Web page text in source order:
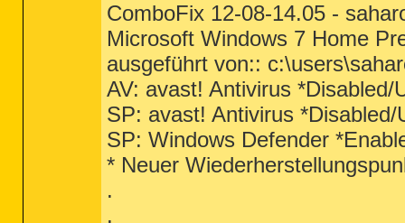
ComboFix 12-08-14.05 -
Microsoft Windows 7 Home
ausgeführt von::
AV: avast! Antivirus
SP: avast! Antivirus
SP: Windows Defender
* Neuer
.
.